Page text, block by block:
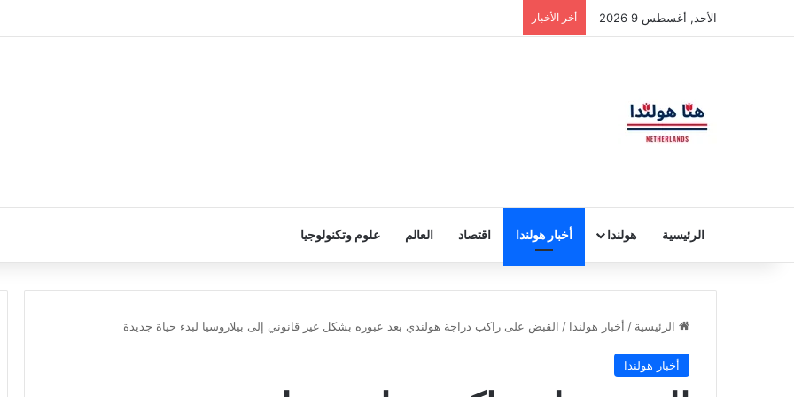
الأحد, أغسطس 9 2026 أخر الأخبار
الرئيسية هولندا أخبار هولندا اقتصاد العالم علوم وتكنولوجيا
الرئيسية / أخبار هولندا / القبض على راكب دراجة هولندي بعد عبوره بشكل غير قانوني إلى بيلاروسيا لبدء حياة جديدة
أخبار هولندا